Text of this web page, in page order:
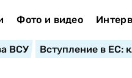
Фото и видео
ВСУ Вступление в ЕС: